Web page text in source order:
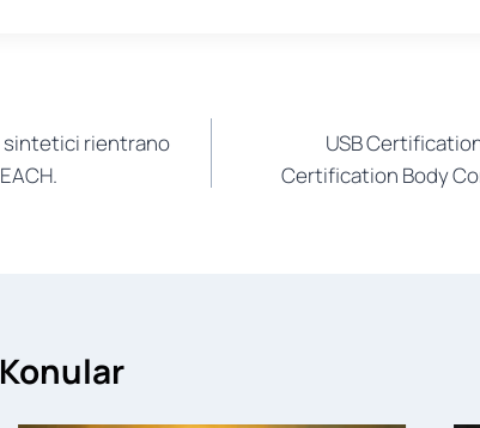
sintetici rientrano
USB
Certification Body